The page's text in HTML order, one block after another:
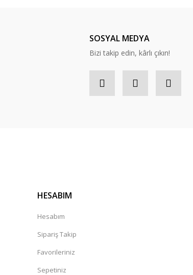
SOSYAL MEDYA
Bizi takip edin, kârlı çıkın!
HESABIM
Hesabım
Sipariş Takip
Favorileriniz
Sepetiniz